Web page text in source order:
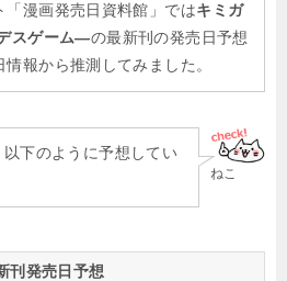
「漫画発売日資料館」ではキミガ
スゲーム―の最新刊の発売日予想
報から推測してみました。
ねこ
下のように予想してい
刊発売日予想